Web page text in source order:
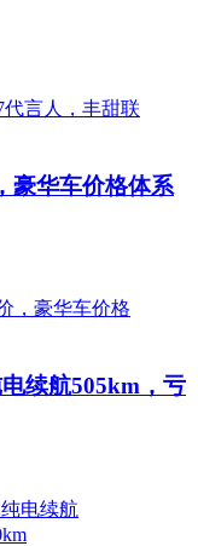
豪华车价格体系
续航505km，亏